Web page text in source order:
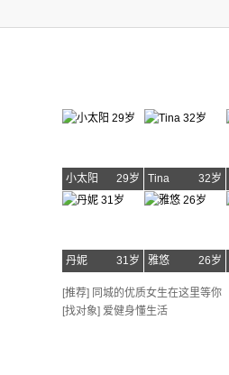
小太阳 29岁 Tina 32岁
丹妮 31岁 雅悠 26岁
[推荐] 同城的优质女生在这里等你
[找对象] 爱健身懂生活